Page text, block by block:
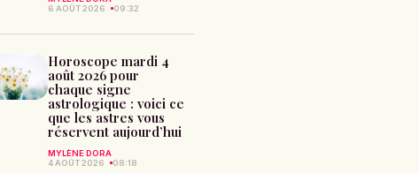
6 AOÛT 2026
09:32
Horoscope mardi 4
août 2026 pour
chaque signe
astrologique : voici ce
que les astres vous
réservent aujourd’hui
MYLÈNE DORA
4 AOÛT 2026
08:18